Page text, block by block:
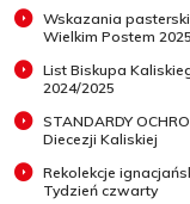
Wskazania
Wielkim Postem
List Biskupa
2024/2025
STANDARDY
Diecezji Kaliskiej
Rekolekcje
Tydzień czwarty